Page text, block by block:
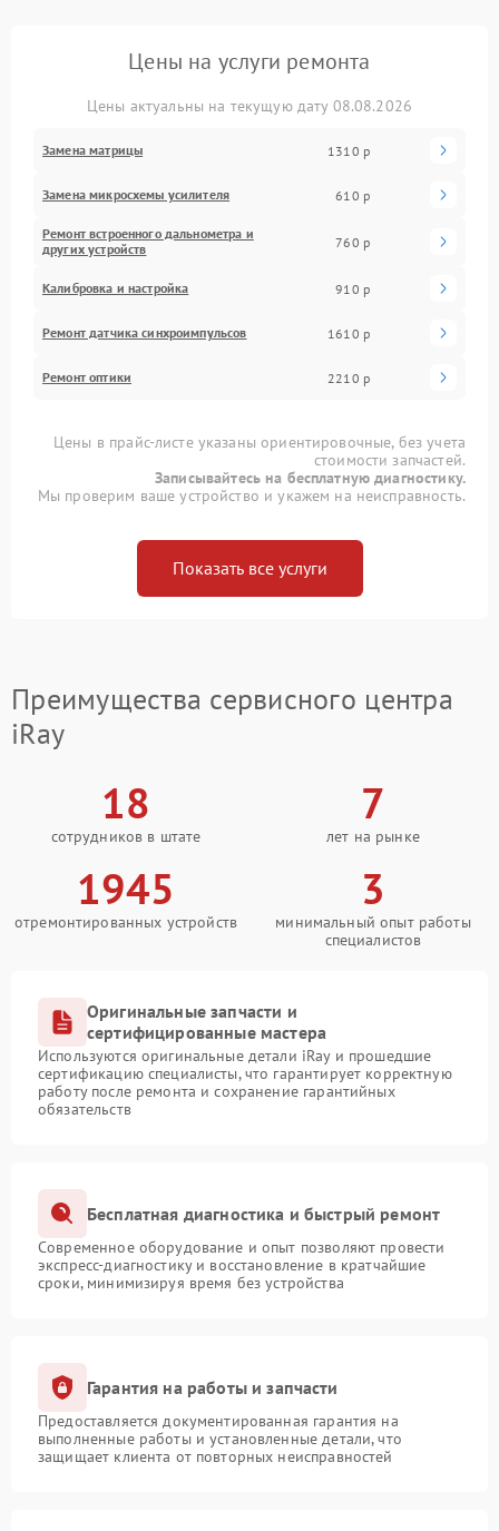
Цены на услуги ремонта
Цены актуальны на текущую дату 08.08.2026
Замена матрицы 1310 р
Замена микросхемы усилителя 610 р
Ремонт встроенного дальнометра и
других устройств
760 р
Калибровка и настройка 910 р
Ремонт датчика синхроимпульсов 1610 р
Ремонт оптики 2210 р
Цены в прайс-листе указаны ориентировочные, без учета
стоимости запчастей.
Записывайтесь на бесплатную диагностику.
Мы проверим ваше устройство и укажем на неисправность.
Показать все услуги
Преимущества сервисного центра
iRay
18
сотрудников в штате
7
лет на рынке
1945
отремонтированных устройств
3
минимальный опыт работы
специалистов
Оригинальные запчасти и
сертифицированные мастера
Используются оригинальные детали iRay и прошедшие
сертификацию специалисты, что гарантирует корректную
работу после ремонта и сохранение гарантийных
обязательств
Бесплатная диагностика и быстрый ремонт
Современное оборудование и опыт позволяют провести
экспресс-диагностику и восстановление в кратчайшие
сроки, минимизируя время без устройства
Гарантия на работы и запчасти
Предоставляется документированная гарантия на
выполненные работы и установленные детали, что
защищает клиента от повторных неисправностей